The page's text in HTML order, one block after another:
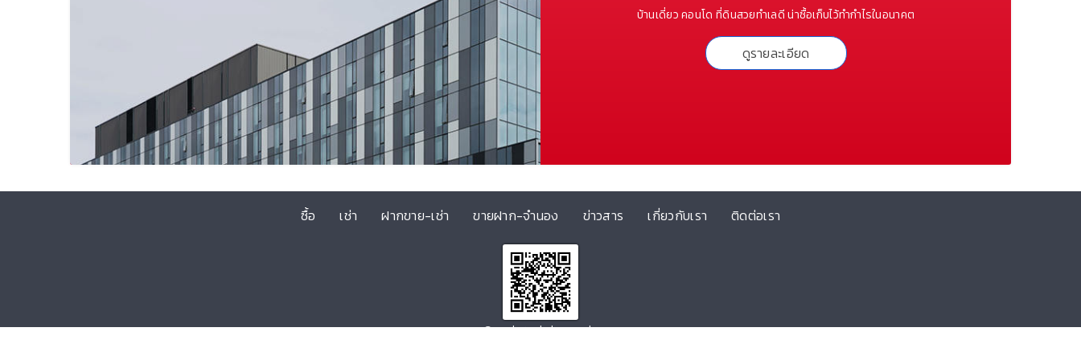
บ้านเดี่ยว คอนโด ที่ดินสวยทำเลดี น่าซื้อเก็บไว้ทำกำไรในอนาคต
ดูรายละเอียด
ซื้อ เช่า ฝากขาย-เช่า ขายฝาก-จำนอง ข่าวสาร เกี่ยวกับเรา ติดต่อเรา
@centerestateagents